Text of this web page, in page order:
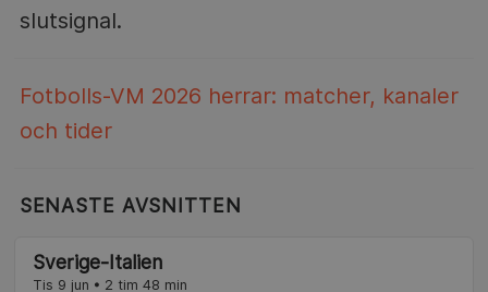
slutsignal.
Fotbolls-VM 2026 herrar: matcher, kanaler
och tider
SENASTE AVSNITTEN
Sverige-Italien
Tis 9 jun • 2 tim 48 min